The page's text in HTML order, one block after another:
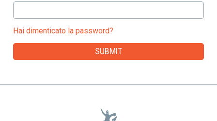
Hai dimenticato la password?